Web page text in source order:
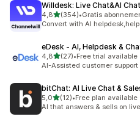
Willdesk: Live Chat&AI
4,8av 5 stjerner
(354)
Totalt 354 omtaler
•Gratis
Convert with AI
eDesk ‑ AI, Helpdesk &
4,8av 5 stjerner
(27)
Totalt 27 omtaler
•Free trial available
AI-Assisted customer
bitChat: AI Live Chat &
5,0av 5 stjerner
(12)
Totalt 12 omtaler
•Free plan available
AI that answers & sells on